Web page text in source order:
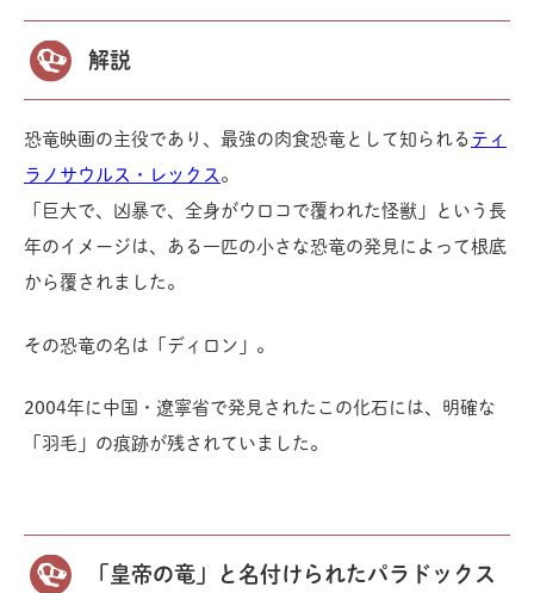
解説
恐竜映画の主役であり、最強の肉食恐竜として知られる ティ
ラノサウルス・レックス 。
「巨大で、凶暴で、全身がウロコで覆われた怪獣」という長
年のイメージは、ある一匹の小さな恐竜の発見によって根底
から覆されました。
その恐竜の名は「ディロン」。
2004年に中国・遼寧省で発見されたこの化石には、明確な
「羽毛」の痕跡が残されていました。
「皇帝の竜」と名付けられたパラドックス